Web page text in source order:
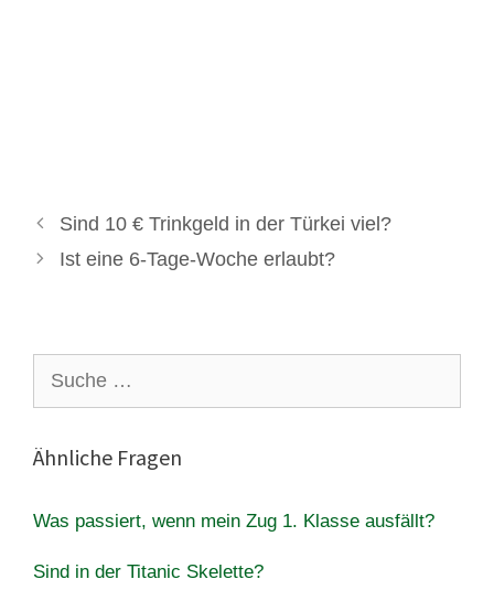
Sind 10 € Trinkgeld in der Türkei viel?
Ist eine 6-Tage-Woche erlaubt?
nach:
Ähnliche Fragen
Was passiert, wenn mein Zug 1. Klasse ausfällt?
Sind in der Titanic Skelette?